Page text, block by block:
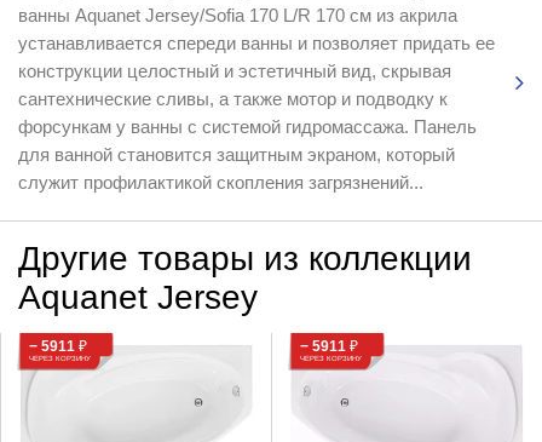
ванны Aquanet Jersey/Sofia 170 L/R 170 см из акрила
устанавливается спереди ванны и позволяет придать ее
конструкции целостный и эстетичный вид, скрывая
сантехнические сливы, а также мотор и подводку к
форсункам у ванны с системой гидромассажа. Панель
для ванной становится защитным экраном, который
служит профилактикой скопления загрязнений...
Другие товары из коллекции
Aquanet Jersey
− 5911 ₽
ЧЕРЕЗ КОРЗИНУ
− 5911 ₽
ЧЕРЕЗ КОРЗИНУ